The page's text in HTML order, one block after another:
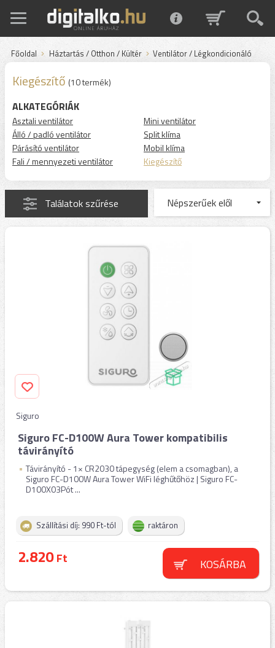
Főoldal Háztartás / Otthon / Kültér Ventilátor / Légkondicionáló
Kiegészítő (10 termék)
ALKATEGÓRIÁK
Asztali ventilátor
Álló / padló ventilátor
Párásító ventilátor
Fali / mennyezeti ventilátor
Mini ventilátor
Split klíma
Mobil klíma
Kiegészítő
Találatok szűrése
Siguro
Siguro FC-D100W Aura Tower kompatibilis
távirányító
Távirányító - 1× CR2030 tápegység (elem a csomagban), a
Siguro FC-D100W Aura Tower WiFi léghűtőhöz | Siguro FC-
D100X03Pót ...
Szállítási díj: 990 Ft-tól raktáron
2.820Ft KOSÁRBA